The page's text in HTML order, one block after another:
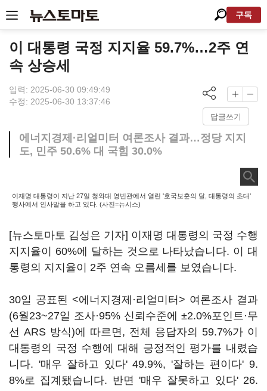
구독
이 대통령 국정 지지율 59.7%…2주 연
속 상승세
입력: 2025-06-30 09:49:49
수정: 2025-06-30 13:37:46
답글쓰기
에너지경제·리얼미터 여론조사 결과…정당 지지
도, 민주 50.6% 대 국힘 30.0%
이재명 대통령이 지난 27일 청와대 영빈관에서 열린 '호국보훈의 달, 대통령의 초대'
행사에서 인사말을 하고 있다. (사진=뉴시스)
[뉴스토마토 김성은 기자] 이재명 대통령의 국정 수행
지지율이 60%에 달하는 것으로 나타났습니다. 이 대
통령의 지지율이 2주 연속 오름세를 보였습니다.
30일 공표된 <에너지경제·리얼미터> 여론조사 결과
(6월23~27일 조사·95% 신뢰수준에 ±2.0%포인트·무
선 ARS 방식)에 따르면, 전체 응답자의 59.7%가 이
대통령의 국정 수행에 대해 긍정적인 평가를 내렸습
니다. '매우 잘하고 있다' 49.9%, '잘하는 편이다' 9.
8%로 집계됐습니다. 반면 '매우 잘못하고 있다' 26.